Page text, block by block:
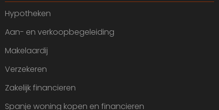
Hypotheken
Aan- en verkoopbegeleiding
Makelaardij
Verzekeren
Zakelijk financieren
Spanje woning kopen en financieren